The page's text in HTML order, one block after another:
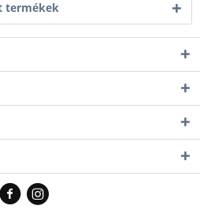
termékek